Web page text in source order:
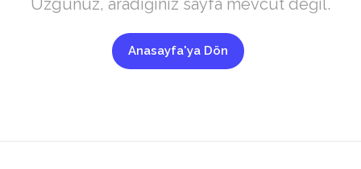
Üzgünüz, aradığınız sayfa mevcut değil.
Anasayfa'ya Dön